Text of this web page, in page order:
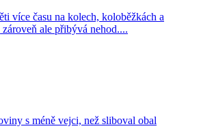
více času na kolech, koloběžkách a
ale přibývá nehod....
s méně vejci, než sliboval obal